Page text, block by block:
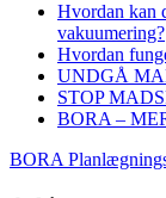
Hvordan kan
vakuumering?
Hvordan
UNDGÅ
STOP
BORA –
BORA